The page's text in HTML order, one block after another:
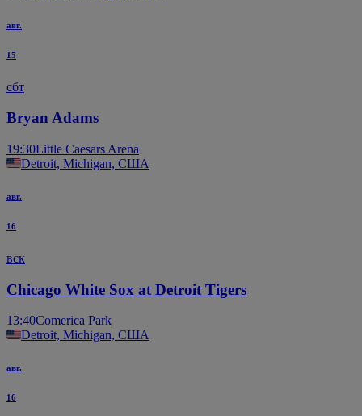
авг.
15
сбт
Bryan Adams
19:30Little Caesars Arena
Detroit, Michigan, США
авг.
16
вск
Chicago White Sox at Detroit Tigers
13:40Comerica Park
Detroit, Michigan, США
авг.
16